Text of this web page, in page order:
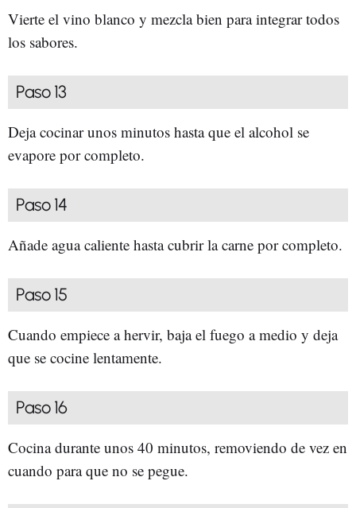
Vierte el vino blanco y mezcla bien para integrar todos
los sabores.
Paso 13
Deja cocinar unos minutos hasta que el alcohol se
evapore por completo.
Paso 14
Añade agua caliente hasta cubrir la carne por completo.
Paso 15
Cuando empiece a hervir, baja el fuego a medio y deja
que se cocine lentamente.
Paso 16
Cocina durante unos 40 minutos, removiendo de vez en
cuando para que no se pegue.